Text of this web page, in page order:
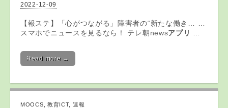
2022-12-09
【報ステ】「心がつながる」障害者の“新たな働き… …
スマホでニュースを見るなら！ テレ朝newsアプリ
Read more →
MOOCS 教育ICT, 速報